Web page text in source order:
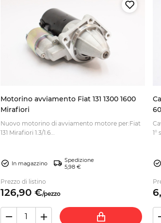
Motorino avviamento Fiat 131 1300 1600
Mirafiori
Nuovo motorino di avviamento motore per:Fiat
131 Mirafiori 1.3/1.6...
In magazzino
Spedizione
5,98 €
Prezzo di listino
126,90 €/pezzo 6,